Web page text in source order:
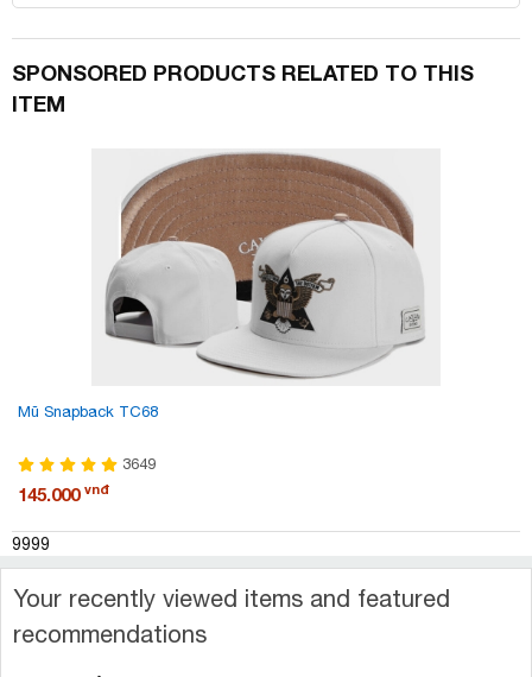
SPONSORED PRODUCTS RELATED TO THIS
ITEM
Mũ Snapback TC68
3649
145.000 vnđ
9999
Your recently viewed items and featured
recommendations